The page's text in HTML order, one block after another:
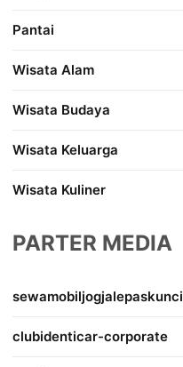
Pantai
Wisata Alam
Wisata Budaya
Wisata Keluarga
Wisata Kuliner
PARTER MEDIA
sewamobiljogjalepaskunci
clubidenticar-corporate